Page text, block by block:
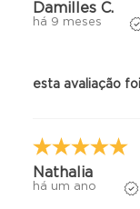
Damilles C.
há 9 meses
esta avaliação
Nathalia
há um ano